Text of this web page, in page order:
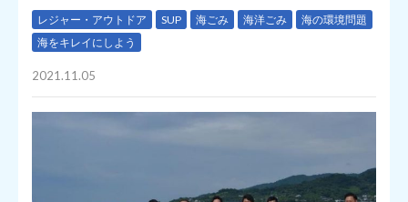
レジャー・アウトドア SUP 海ごみ 海洋ごみ
海の環境問題
海をキレイにしよう
2021.11.05